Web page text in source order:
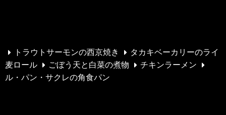
トラウトサーモンの西京焼き
タカキベーカリーのライ
麦ロール
ごぼう天と白菜の煮物
チキンラーメン
ル・パン・サクレの角食パン